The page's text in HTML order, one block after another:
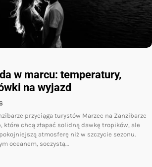
w marcu: temperatury,
na wyjazd
przyciąga turystów Marzec na Zanzibarze
które chcą złapać solidną dawkę tropików, ale
atmosferę niż w szczycie sezonu.
oceanem, soczystą…